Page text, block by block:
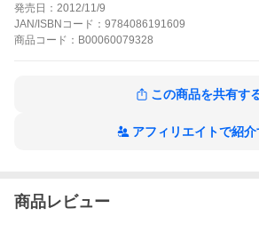
ンは役に立つのか?そして、道中の旅籠で仁
う…!?
JIN―仁―の作品をもっと見る
発売日： 2012/11/9
JAN/ISBNコード： 9784086191609
商品 コード： B00060079328
この商品を共有す
アフィリエイトで紹介
商品レビュー